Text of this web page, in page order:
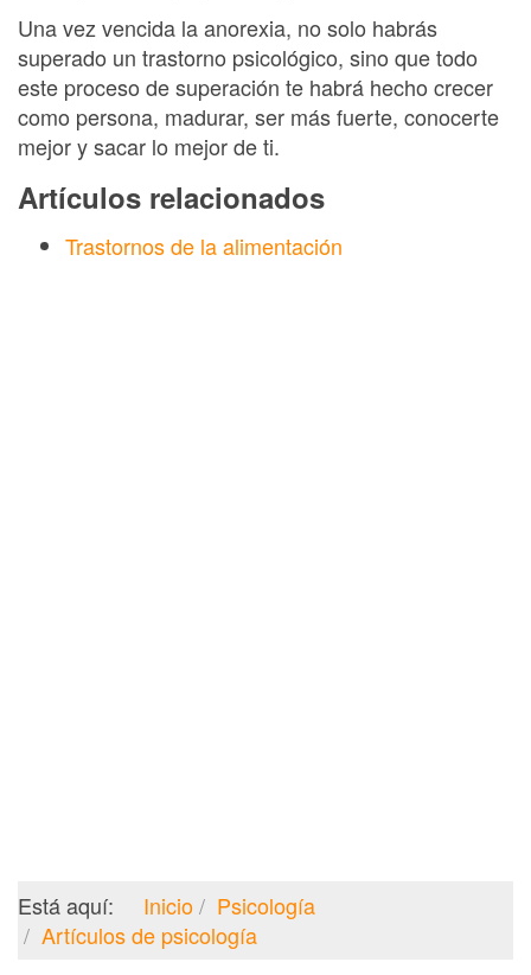
Una vez vencida la anorexia, no solo habrás
superado un trastorno psicológico, sino que todo
este proceso de superación te habrá hecho crecer
como persona, madurar, ser más fuerte, conocerte
mejor y sacar lo mejor de ti.
Artículos relacionados
Trastornos de la alimentación
Está aquí: Inicio
Psicología
Artículos de psicología